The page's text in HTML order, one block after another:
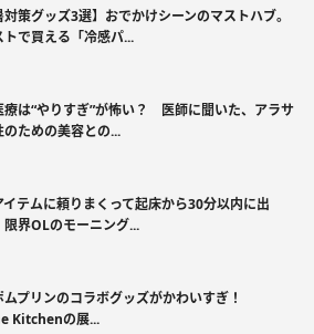
対策グッズ3選】おでかけシーンのマストハブ。
トで買える「冷感パ...
療は“やりすぎ”が怖い？ 医師に聞いた、アラサ
のための美容との...
イテムに頼りまくって起床から30分以内に出
界OLのモーニング...
ムプリンのコラボグッズがかわいすぎ！
Kitchenの展...